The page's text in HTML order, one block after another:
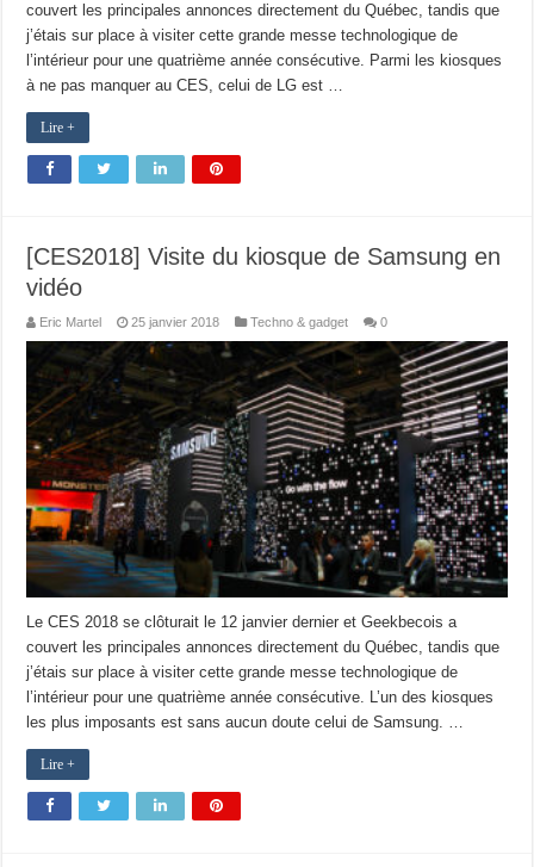
couvert les principales annonces directement du Québec, tandis que
j’étais sur place à visiter cette grande messe technologique de
l’intérieur pour une quatrième année consécutive. Parmi les kiosques
à ne pas manquer au CES, celui de LG est …
Lire +
[CES2018] Visite du kiosque de Samsung en
vidéo
Eric Martel 25 janvier 2018 Techno & gadget 0
Le CES 2018 se clôturait le 12 janvier dernier et Geekbecois a
couvert les principales annonces directement du Québec, tandis que
j’étais sur place à visiter cette grande messe technologique de
l’intérieur pour une quatrième année consécutive. L’un des kiosques
les plus imposants est sans aucun doute celui de Samsung. …
Lire +